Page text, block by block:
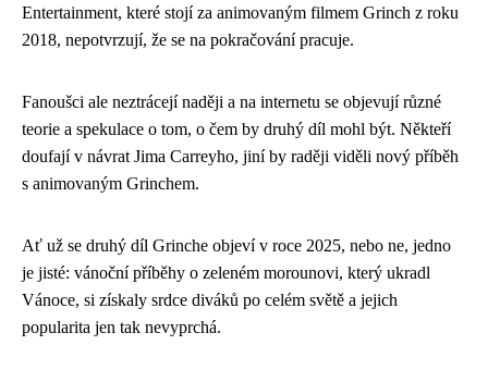
Entertainment, které stojí za animovaným filmem Grinch z roku
2018, nepotvrzují, že se na pokračování pracuje.
Fanoušci ale neztrácejí naději a na internetu se objevují různé
teorie a spekulace o tom, o čem by druhý díl mohl být. Někteří
doufají v návrat Jima Carreyho, jiní by raději viděli nový příběh
s animovaným Grinchem.
Ať už se druhý díl Grinche objeví v roce 2025, nebo ne, jedno
je jisté: vánoční příběhy o zeleném morounovi, který ukradl
Vánoce, si získaly srdce diváků po celém světě a jejich
popularita jen tak nevyprchá.